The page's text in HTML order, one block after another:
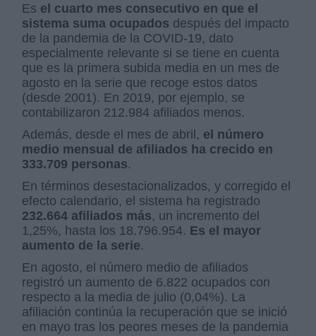
Es el cuarto mes consecutivo en que el
sistema suma ocupados después del impacto
de la pandemia de la COVID-19, dato
especialmente relevante si se tiene en cuenta
que es la primera subida media en un mes de
agosto en la serie que recoge estos datos
(desde 2001). En 2019, por ejemplo, se
contabilizaron 212.984 afiliados menos.
Además, desde el mes de abril, el número
medio mensual de afiliados ha crecido en
333.709 personas.
En términos desestacionalizados, y corregido el
efecto calendario, el sistema ha registrado
232.664 afiliados más, un incremento del
1,25%, hasta los 18.796.954. Es el mayor
aumento de la serie.
En agosto, el número medio de afiliados
registró un aumento de 6.822 ocupados con
respecto a la media de julio (0,04%). La
afiliación continúa la recuperación que se inició
en mayo tras los peores meses de la pandemia